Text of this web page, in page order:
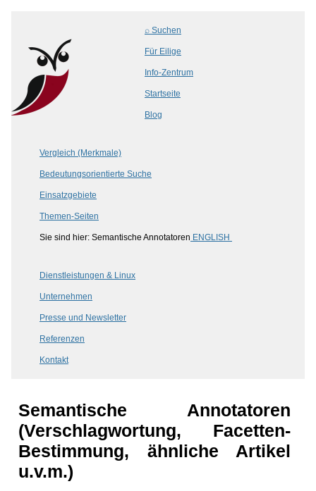
⌕ Suchen
Für Eilige
Info-Zentrum
Startseite
Blog
Vergleich (Merkmale)
Bedeutungsorientierte Suche
Einsatzgebiete
Themen-Seiten
Sie sind hier: Semantische Annotatoren ENGLISH
Dienstleistungen & Linux
Unternehmen
Presse und Newsletter
Referenzen
Kontakt
Semantische Annotatoren
(Verschlagwortung, Facetten-
Bestimmung, ähnliche Artikel
u.v.m.)